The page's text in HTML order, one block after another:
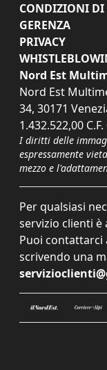
CONDIZIONI DI
GERENZA
PRIVACY
Nord Est
Nord Est
34, 30171
1.432.522,00
I diritti delle
espressamente
mezzo e
Per qualsiasi
servizio clienti è
Puoi contattarci
scrivendo una